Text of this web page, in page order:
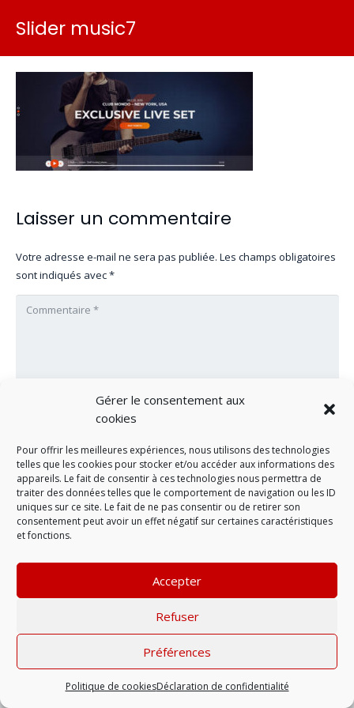
Gérer le consentement aux
cookies
Pour offrir les meilleures expériences, nous utilisons des technologies
telles que les cookies pour stocker et/ou accéder aux informations des
appareils. Le fait de consentir à ces technologies nous permettra de
traiter des données telles que le comportement de navigation ou les ID
uniques sur ce site. Le fait de ne pas consentir ou de retirer son
consentement peut avoir un effet négatif sur certaines caractéristiques
et fonctions.
Accepter
Refuser
Préférences
Politique de cookiesDéclaration de confidentialité
Slider music7
Laisser un commentaire
Votre adresse e-mail ne sera pas publiée. Les champs obligatoires
sont indiqués avec*
LAISSER UN COMMENTAIRE
confidentialité